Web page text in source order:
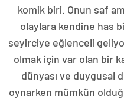
komik biri. Onun saf
olaylara kendine has
seyirciye eğlenceli
olmak için var olan bir
dünyası ve duygusal
oynarken mümkün